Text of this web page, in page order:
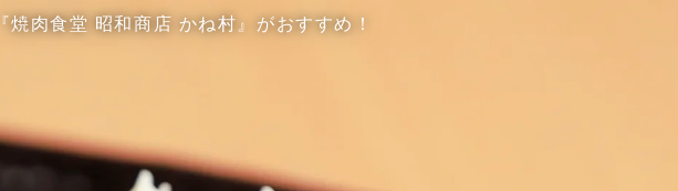
『焼肉食堂 昭和商店 かね村』がおすすめ！